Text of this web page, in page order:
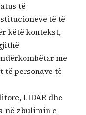
të
të të
këtë kontekst,
me
personave të
LIDAR dhe
në zbulimin e